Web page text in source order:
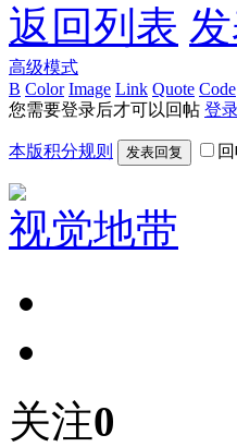
返回列表
高级模式
B Color Image Link Quote Code
您需要登录后才可以回帖 登
本版积分规则 发表回复
视觉地带
关注0